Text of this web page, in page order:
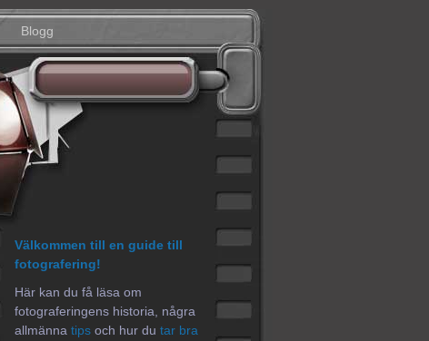
Blogg
Välkommen till en guide till
fotografering!
Här kan du få läsa om
fotograferingens historia, några
allmänna tips och hur du tar bra